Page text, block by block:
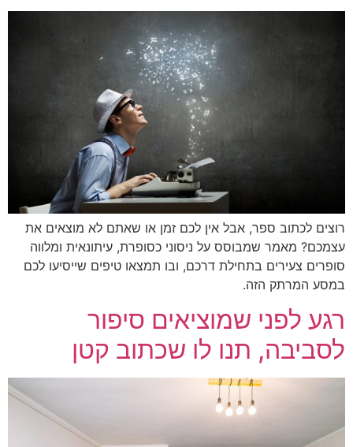
רוצים לכתוב ספר, אבל אין לכם זמן או שאתם לא מוצאים את
עצמכם? מאמר שמבוסס על ניסוני כסופרת, עיתונאית ומלווה
סופרים צעירים בתחילת דרכם, ובו תמצאו טיפים שייסיעו לכם
במסע המרתק הזה.
רגע לפני שמוציאים סיפור
לסביבה, תנו לו שכתוב קטן